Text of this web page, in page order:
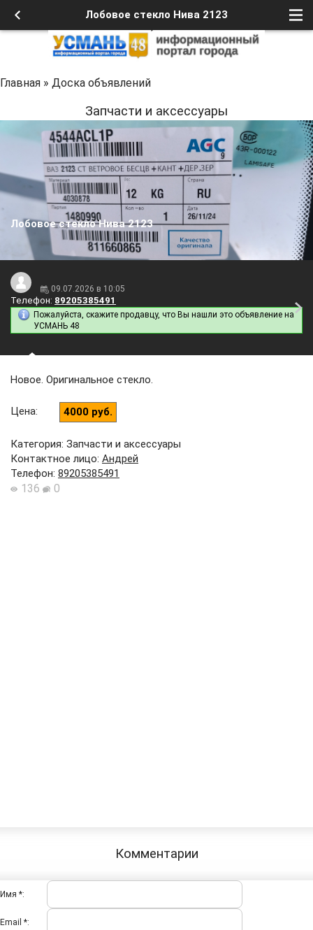
Лобовое стекло Нива 2123
Главная » Доска объявлений
Запчасти и аксессуары
Лобовое стекло Нива 2123
09.07.2026 в 10:05
Телефон: 89205385491
Пожалуйста, скажите продавцу, что Вы нашли это объявление на
УСМАНЬ 48
Новое. Оригинальное стекло.
Цена: 4000 руб.
Категория: Запчасти и аксессуары
Контактное лицо: Андрей
Телефон: 89205385491
136 0
Комментарии
Имя *:
Email *: